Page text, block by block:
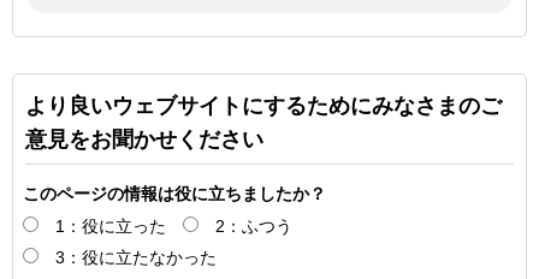
より良いウェブサイトにするためにみなさまのご
意見をお聞かせください
このページの情報は役に立ちましたか？
1：役に立った
2：ふつう
3：役に立たなかった